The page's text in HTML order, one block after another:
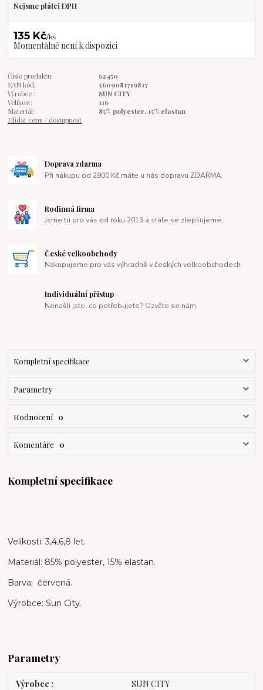
Nejsme plátci DPH
135 Kč/ks
Momentálně není k dispozici
Číslo produktu:
62450
EAN kód:
3609081719817
Výrobce :
SUN CITY
Velikost:
116
Materiál:
85% polyester, 15% elastan
Hlídat cenu / dostupnost
Doprava zdarma
Při nákupu od 2900 Kč máte u nás dopravu ZDARMA.
Rodinná firma
Jsme tu pro vás od roku 2013 a stále se zlepšujeme.
České velkoobchody
Nakupujeme pro vás výhradně v českých velkoobchodech.
Individuální přistup
Nenašli jste, co potřebujete? Ozvěte se nám.
Kompletní specifikace
Parametry
Hodnocení 0
Komentáře 0
Kompletní specifikace
Velikosti: 3,4,6,8 let.
Materiál: 85% polyester, 15% elastan.
Barva: červená.
Výrobce: Sun City.
Parametry
Výrobce SUN CITY